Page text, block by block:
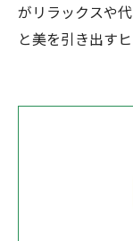
がリラックスや
と美を引き出す